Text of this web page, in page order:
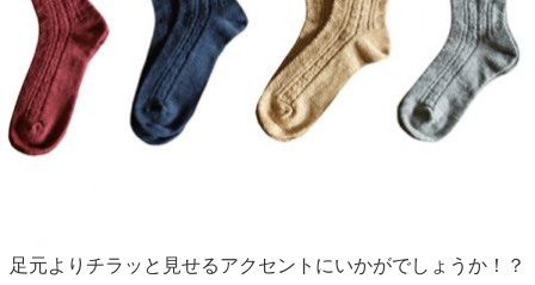
足元よりチラッと見せるアクセントにいかがでしょうか！？